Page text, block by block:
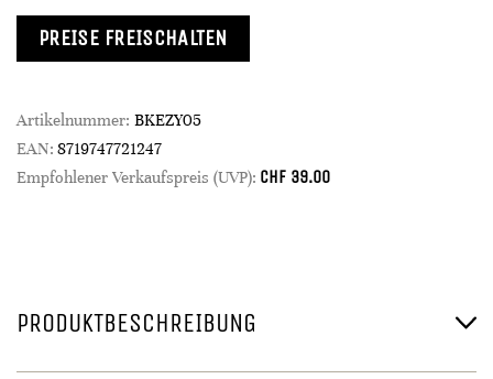
PREISE FREISCHALTEN
Artikelnummer: BKEZY05
EAN: 8719747721247
Empfohlener Verkaufspreis (UVP): CHF 39.00
PRODUKTBESCHREIBUNG